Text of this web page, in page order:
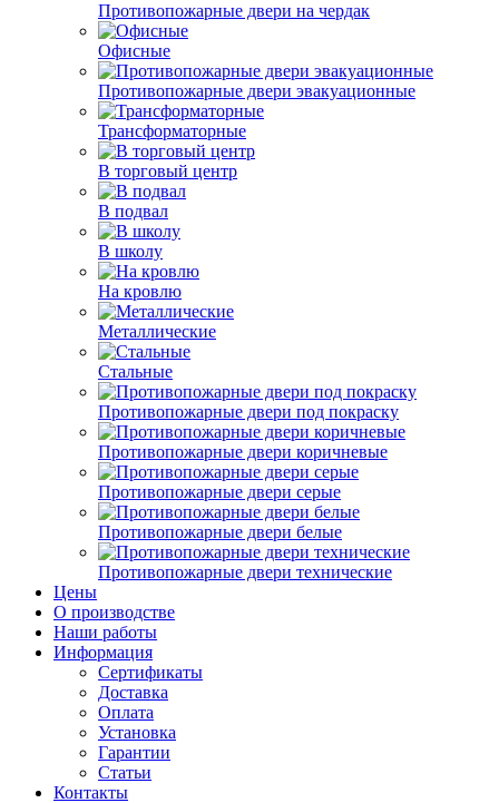
Противопожарные двери на чердак
Офисные
Противопожарные двери эвакуационные
Трансформаторные
В торговый центр
В подвал
В школу
На кровлю
Металлические
Стальные
Противопожарные двери под покраску
Противопожарные двери коричневые
Противопожарные двери серые
Противопожарные двери белые
Противопожарные двери технические
Цены
О производстве
Наши работы
Информация
Сертификаты
Доставка
Оплата
Установка
Гарантии
Статьи
Контакты